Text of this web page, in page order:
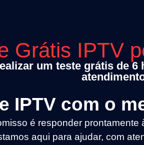
Grátis IPTV
um teste grátis de
IPTV com o
é responder
aqui para ajudar, com